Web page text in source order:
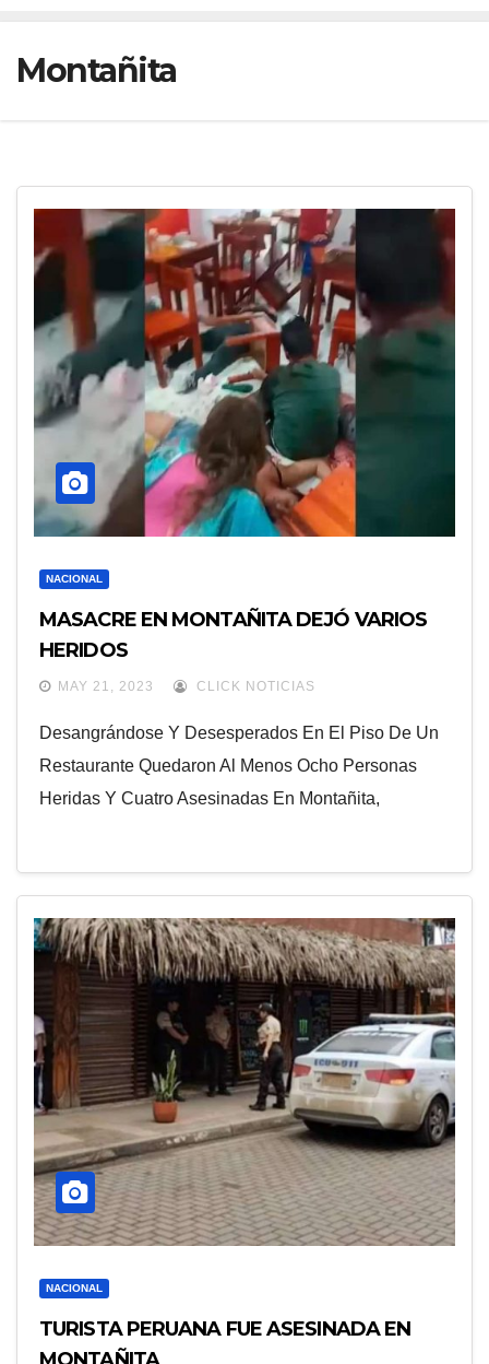
Montañita
NACIONAL
MASACRE EN MONTAÑITA DEJÓ VARIOS
HERIDOS
MAY 21, 2023 CLICK NOTICIAS
Desangrándose Y Desesperados En El Piso De Un
Restaurante Quedaron Al Menos Ocho Personas
Heridas Y Cuatro Asesinadas En Montañita,
NACIONAL
TURISTA PERUANA FUE ASESINADA EN